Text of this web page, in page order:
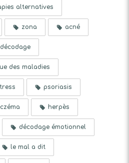
alternatives
zona acné
des maladies
psoriasis
herpès
décodage émotionnel
le mal a dit